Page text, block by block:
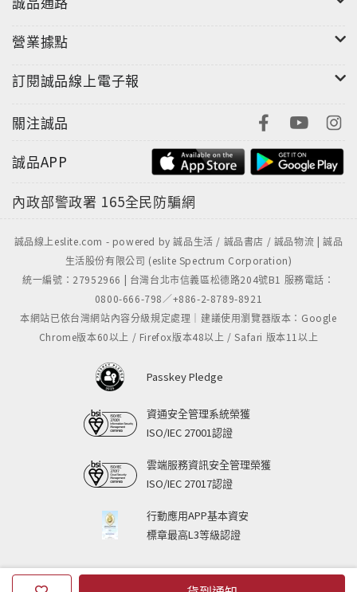
營業據點
訂閱誠品線上電子報
關注誠品
誠品APP
內政部警政署 165全民防騙網
誠品線上eslite.com - powered by 誠品生活 / 誠品書店 / 誠品物流 | 誠品
生活股份有限公司 (eslite Spectrum Corporation)
統一編號：27952966 | 台灣台北市信義區松德路204號B1 服務電話：
0800-666-798／+886-2-8789-8921
本網站已依台灣網站內容分級規定處理｜建議使用瀏覽器版本：Google
Chrome版本60以上 / Firefox版本48以上 / Safari 版本11以上
Passkey Pledge
資通安全管理系統榮獲
ISO/IEC 27001認證
雲端服務資訊安全管理榮獲
ISO/IEC 27017認證
行動應用APP基本資安
標章最高L3等級認證